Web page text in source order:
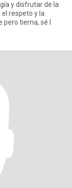
y disfrutar de la
respeto y la
tierna, sé l